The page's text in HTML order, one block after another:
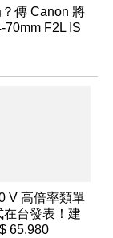
傳 Canon 將
70mm F2L IS
V 高倍率類單
在台發表！建
65,980